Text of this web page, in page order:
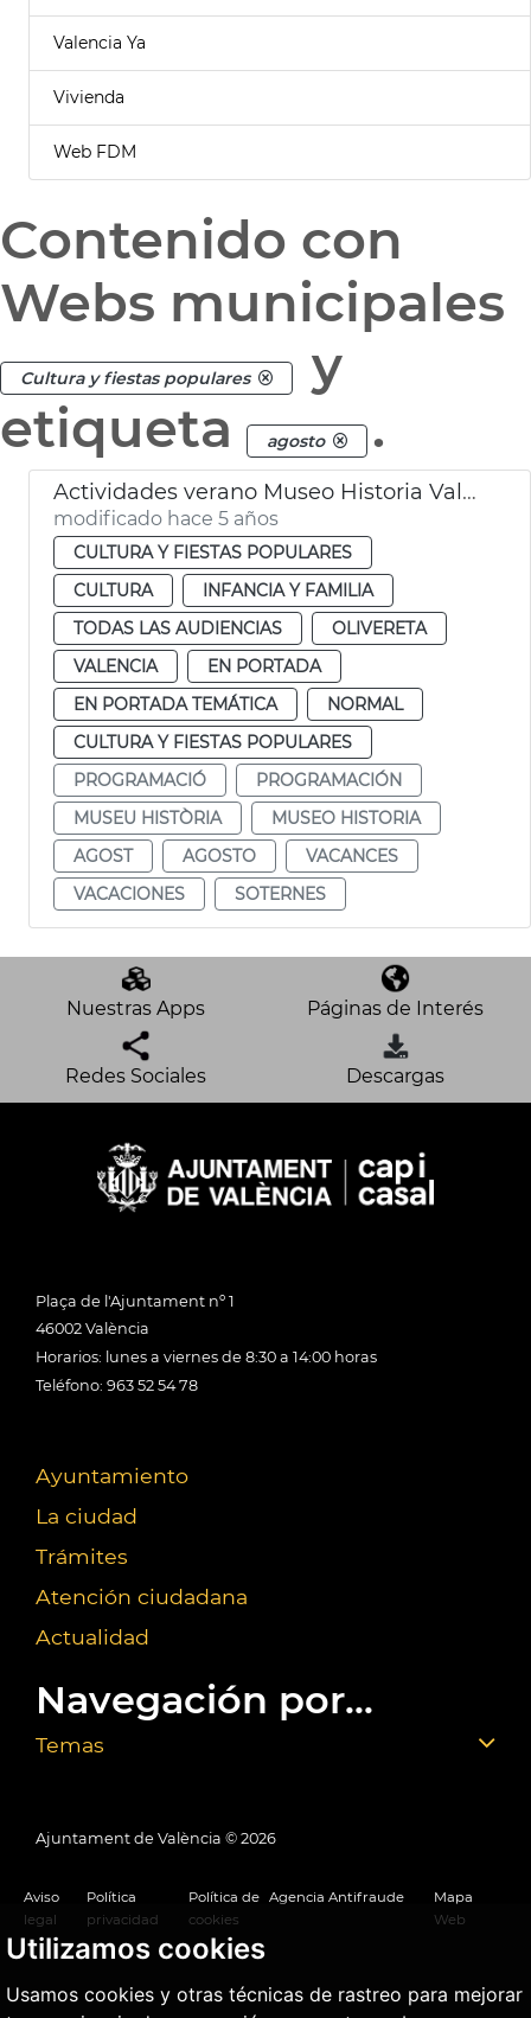
Utilizamos cookies
Usamos cookies y otras técnicas de rastreo para mejorar
Valencia Ya
Vivienda
Web FDM
Contenido con
Webs municipales
Cultura y fiestas populares
y
etiqueta
agosto .
Actividades verano Museo Historia València
modificado hace 5 años
CULTURA Y FIESTAS POPULARES
CULTURA
INFANCIA Y FAMILIA
TODAS LAS AUDIENCIAS
OLIVERETA
VALENCIA
EN PORTADA
EN PORTADA TEMÁTICA
NORMAL
CULTURA Y FIESTAS POPULARES
PROGRAMACIÓ
PROGRAMACIÓN
MUSEU HISTÒRIA
MUSEO HISTORIA
AGOST
AGOSTO
VACANCES
VACACIONES
SOTERNES
Nuestras Apps Páginas de Interés
Redes Sociales Descargas
Plaça de l'Ajuntament nº 1
46002 València
Horarios: lunes a viernes de 8:30 a 14:00 horas
Teléfono: 963 52 54 78
Ayuntamiento
La ciudad
Trámites
Atención ciudadana
Actualidad
Navegación por...
Temas
Ajuntament de València © 2026
Aviso
legal
Política
privacidad
Política de
cookies
Agencia Antifraude
Mapa
Web